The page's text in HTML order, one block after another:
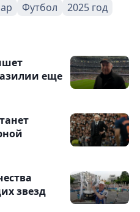
Футбол 2025 год
еще
звезд